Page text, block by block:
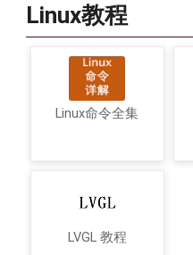
Linux教程
Linux命令全集
LVGL 教程